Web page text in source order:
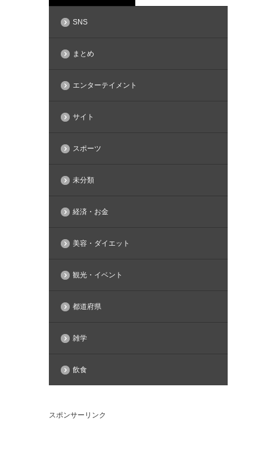
SNS
まとめ
エンターテイメント
サイト
スポーツ
未分類
経済・お金
美容・ダイエット
観光・イベント
都道府県
雑学
飲食
スポンサーリンク